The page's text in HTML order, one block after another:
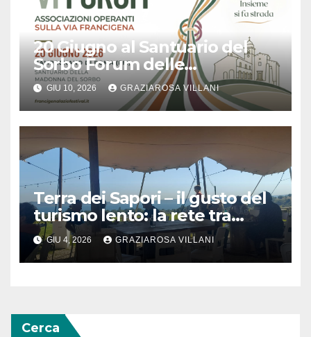
20 Giugno al Santuario del
Sorbo Forum delle
Associazioni Operanti sulla
Via Francigena
GIU 10, 2026 GRAZIAROSA VILLANI
Terra dei Sapori – il gusto del
turismo lento: la rete tra
aziende conquista il pubblico
GIU 4, 2026 GRAZIAROSA VILLANI
Cerca